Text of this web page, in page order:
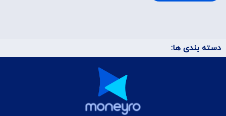
دسته بندی ها: